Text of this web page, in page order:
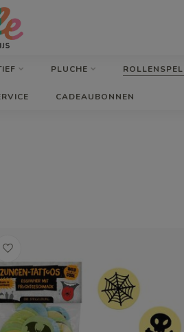
PLUCHE ROLLENSPEL
CADEAUBONNEN